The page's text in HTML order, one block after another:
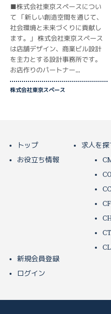
■株式会社東京スペースについ
て 「新しい創造空間を通じて、
社会環境と未来づくりに貢献し
ます。」 株式会社東京スペース
は店舗デザイン、商業ビル設計
を主力とする設計事務所です。
お店作りのパートナー...
株式会社東京スペース
トップ
お役立ち情報
求人を探
新規会員登録
ログイン